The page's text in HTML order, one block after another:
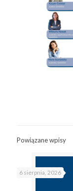
Powiązane wpisy
6 sierpnia, 2026